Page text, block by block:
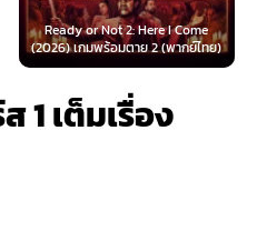
I Come
พากย์ไทย)
Now You See Me: Now
(2025) อาชญากลปล้นโ
1 เต็มเรื่อง